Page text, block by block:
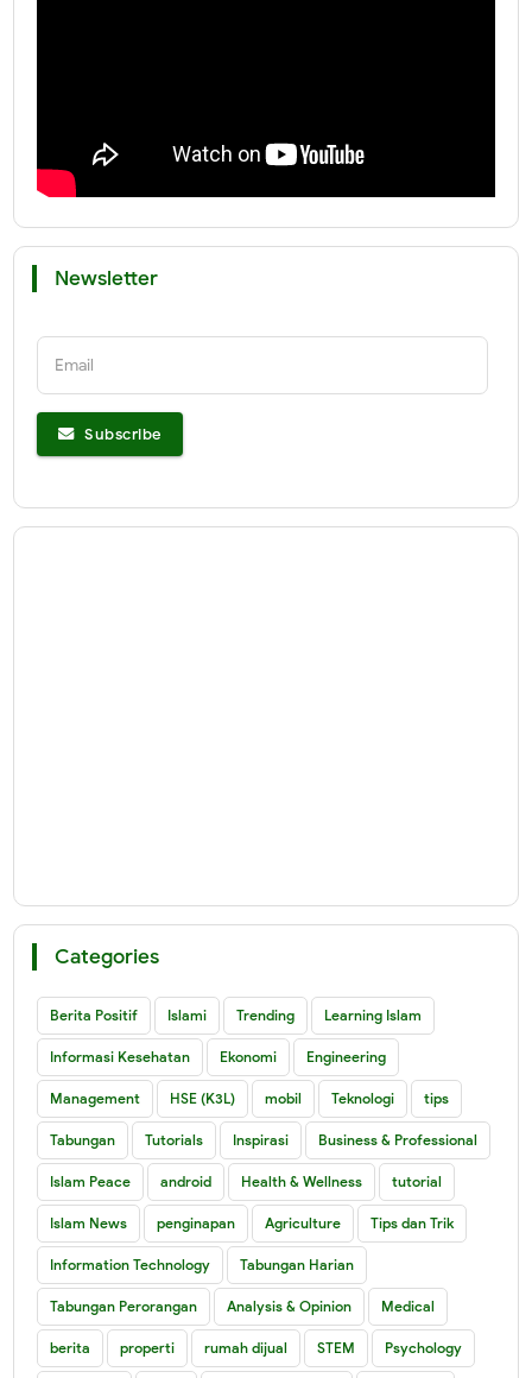
Newsletter
Email
Subscribe
Categories
Berita Positif Islami Trending Learning Islam
Informasi Kesehatan Ekonomi Engineering
Management HSE (K3L) mobil Teknologi tips
Tabungan Tutorials Inspirasi Business & Professional
Islam Peace android Health & Wellness tutorial
Islam News penginapan Agriculture Tips dan Trik
Information Technology Tabungan Harian
Tabungan Perorangan Analysis & Opinion Medical
berita properti rumah dijual STEM Psychology